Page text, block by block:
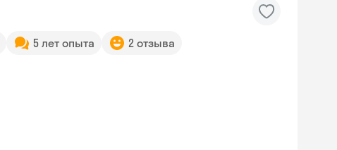
5 лет опыта 2 отзыва